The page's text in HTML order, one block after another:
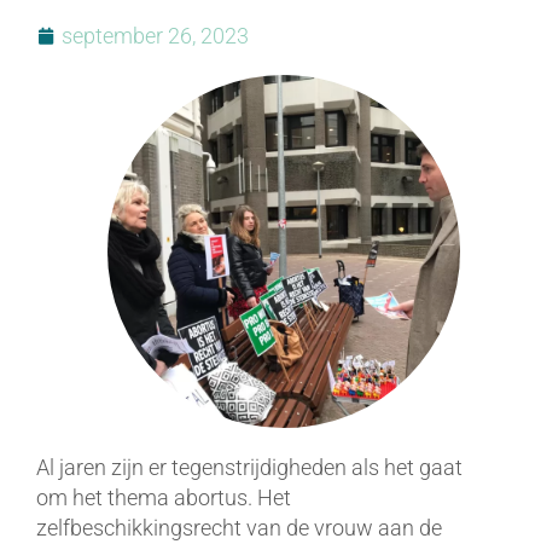
september 26, 2023
Al jaren zijn er tegenstrijdigheden als het gaat
om het thema abortus. Het
zelfbeschikkingsrecht van de vrouw aan de